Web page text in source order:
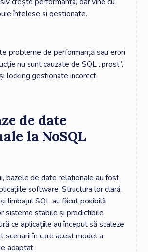
crește performanța, dar vine cu
înțelese și gestionate.
probleme de performanță sau erori
nu sunt cauzate de SQL „prost”,
locking gestionate incorect.
de date
la NoSQL
bazele de date relaționale au fost
software. Structura lor clară,
limbajul SQL au făcut posibilă
sisteme stabile și predictibile.
ce aplicațiile au început să scaleze
scenarii în care acest model a
adaptat.